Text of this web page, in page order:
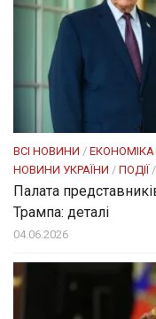
ВСІ НОВИНИ / ЕКОНОМІКА
НОВИНИ УКРАЇНИ / ПОДІЇ/
Палата
Трампа: деталі
04.06.2026